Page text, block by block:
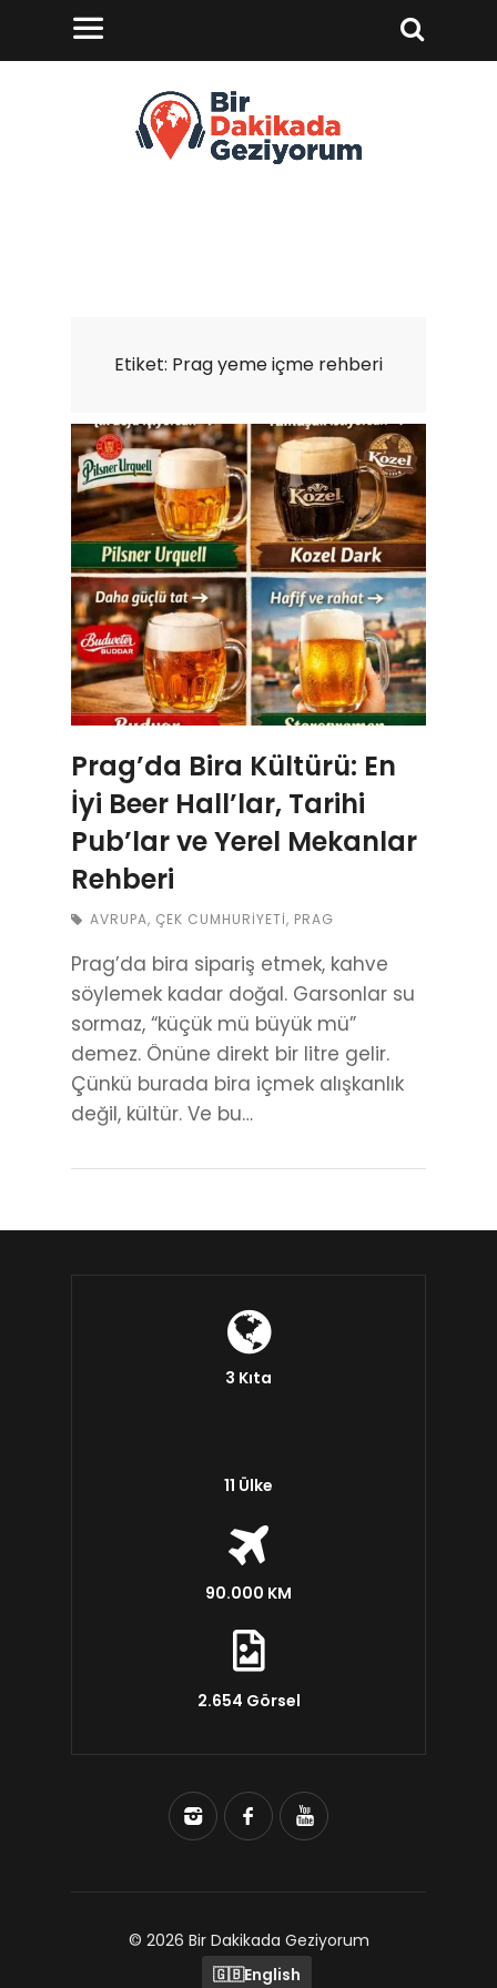
Etiket: Prag yeme içme rehberi
Prag’da Bira Kültürü: En
İyi Beer Hall’lar, Tarihi
Pub’lar ve Yerel Mekanlar
Rehberi
AVRUPA, ÇEK CUMHURIYETI, PRAG
Prag’da bira sipariş etmek, kahve
söylemek kadar doğal. Garsonlar su
sormaz, “küçük mü büyük mü”
demez. Önüne direkt bir litre gelir.
Çünkü burada bira içmek alışkanlık
değil, kültür. Ve bu…
3 Kıta
11 Ülke
90.000 KM
2.654 Görsel
© 2026 Bir Dakikada Geziyorum
🇬🇧English